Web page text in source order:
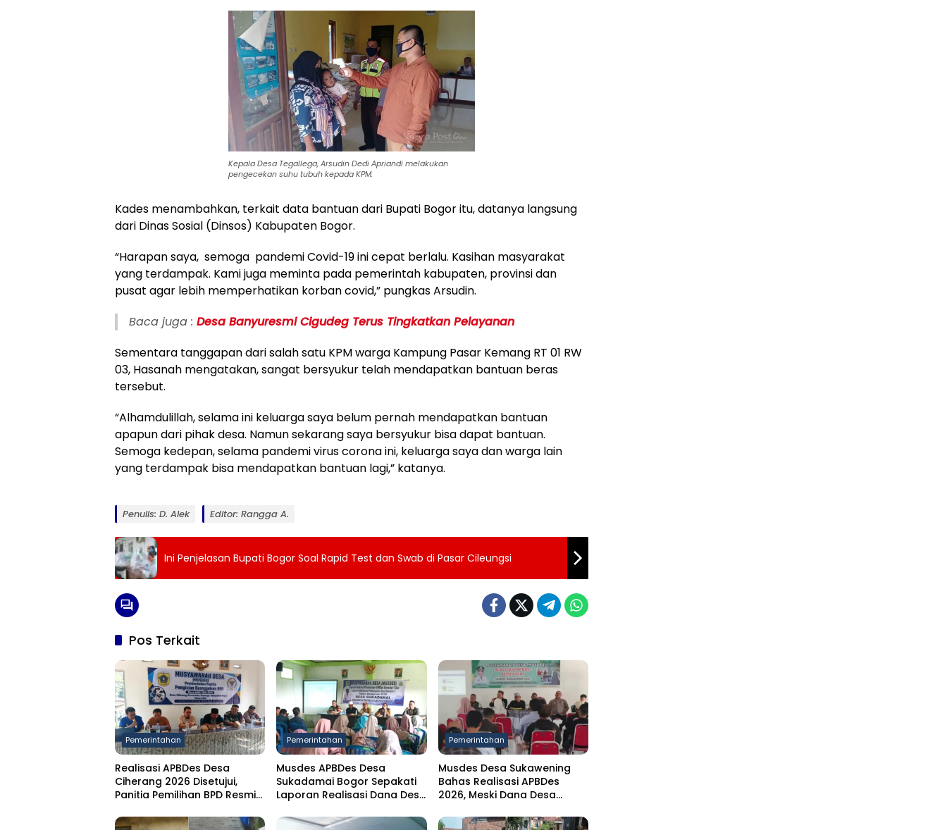
Kepala Desa Tegallega, Arsudin Dedi Apriandi melakukan
pengecekan suhu tubuh kepada KPM.
Kades menambahkan, terkait data bantuan dari Bupati Bogor itu, datanya langsung
dari Dinas Sosial (Dinsos) Kabupaten Bogor.
“Harapan saya, semoga pandemi Covid-19 ini cepat berlalu. Kasihan masyarakat
yang terdampak. Kami juga meminta pada pemerintah kabupaten, provinsi dan
pusat agar lebih memperhatikan korban covid,” pungkas Arsudin.
Baca juga : Desa Banyuresmi Cigudeg Terus Tingkatkan Pelayanan
Sementara tanggapan dari salah satu KPM warga Kampung Pasar Kemang RT 01 RW
03, Hasanah mengatakan, sangat bersyukur telah mendapatkan bantuan beras
tersebut.
“Alhamdulillah, selama ini keluarga saya belum pernah mendapatkan bantuan
apapun dari pihak desa. Namun sekarang saya bersyukur bisa dapat bantuan.
Semoga kedepan, selama pandemi virus corona ini, keluarga saya dan warga lain
yang terdampak bisa mendapatkan bantuan lagi,” katanya.
Penulis: D. Alek Editor: Rangga A.
Ini Penjelasan Bupati Bogor Soal Rapid Test dan Swab di Pasar Cileungsi
Pos Terkait
Pemerintahan
Realisasi APBDes Desa
Ciherang 2026 Disetujui,
Panitia Pemilihan BPD Resmi
Pemerintahan
Musdes APBDes Desa
Sukadamai Bogor Sepakati
Laporan Realisasi Dana Desa
Pemerintahan
Musdes Desa Sukawening
Bahas Realisasi APBDes
2026, Meski Dana Desa
Tetap Dibangun